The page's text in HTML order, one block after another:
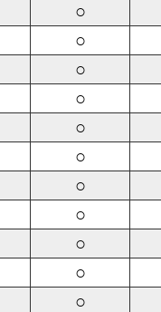
○
○
○
○
○
○
○
○
○
○
○